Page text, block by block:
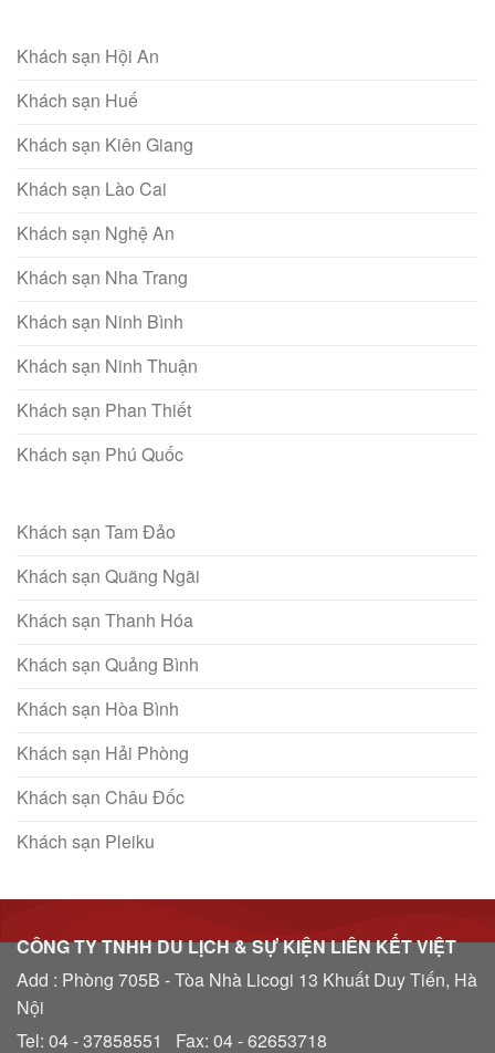
Khách sạn Hội An
Khách sạn Huế
Khách sạn Kiên Giang
Khách sạn Lào Cai
Khách sạn Nghệ An
Khách sạn Nha Trang
Khách sạn Ninh Bình
Khách sạn Ninh Thuận
Khách sạn Phan Thiết
Khách sạn Phú Quốc
Khách sạn Tam Đảo
Khách sạn Quãng Ngãi
Khách sạn Thanh Hóa
Khách sạn Quảng Bình
Khách sạn Hòa Bình
Khách sạn Hải Phòng
Khách sạn Châu Đốc
Khách sạn Pleiku
CÔNG TY TNHH DU LỊCH & SỰ KIỆN LIÊN KẾT VIỆT
Add : Phòng 705B - Tòa Nhà Licogi 13 Khuất Duy Tiến, Hà
Nội
Tel: 04 - 37858551 Fax: 04 - 62653718